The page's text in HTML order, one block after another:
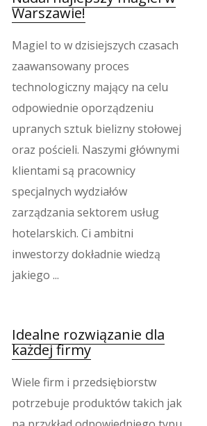
Hodowla Zwierząt
Porządkowanie
Serwis
Inne Usługi
Odprężenie
Hotele i Noclegi
Podróże
Wypoczynek
Kondycja
Odchudzanie
Kosmetyki
Leczenie
Kosmetyczne
Sprzęt Medyczny
Internetowe
Kontakt
Warszawie!
Magiel to w dzisiejszych czasach
zaawansowany proces
technologiczny mający na celu
odpowiednie oporządzeniu
upranych sztuk bielizny stołowej
oraz pościeli. Naszymi głównymi
klientami są pracownicy
specjalnych wydziałów
zarządzania sektorem usług
hotelarskich. Ci ambitni
inwestorzy dokładnie wiedzą
jakiego ...
Idealne rozwiązanie dla
każdej firmy
Wiele firm i przedsiębiorstw
potrzebuje produktów takich jak